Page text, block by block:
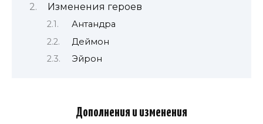
Изменения героев
Антандра
Деймон
Эйрон
Дополнения и изменения